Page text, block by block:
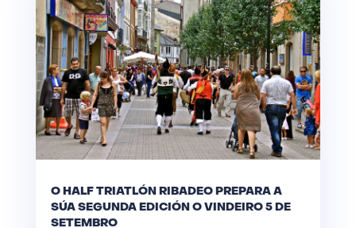
O HALF TRIATLÓN RIBADEO PREPARA A
SÚA SEGUNDA EDICIÓN O VINDEIRO 5 DE
SETEMBRO